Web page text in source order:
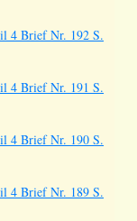
4 Brief Nr. 192 S.
4 Brief Nr. 191 S.
4 Brief Nr. 190 S.
4 Brief Nr. 189 S.